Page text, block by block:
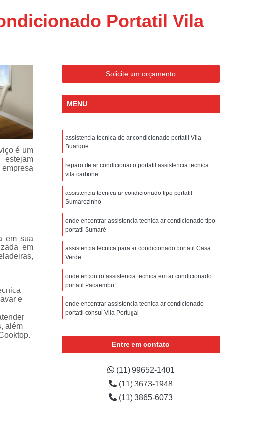
Tecnica Ar Condicionado Portatil Philco
de Ar Condicionado Portatil Philco
Tecnica em Ar Condicionado Portatil
Portatil
Electrolux
Assistencia Tecnica Electrolux Geladeira
Assistencia Tecnica Geladeira Electrolux
Electrolux Assistencia Tecnica Geladeira
Tecnica
Geladeira Assistencia Tecnica
Electrolux
Assistencia Tecnica Electrolux Refrigerador
Assistencia Tecnica Refrigerador com Defeito
Tecnica Refrigerador com Problema
Electrolux
Assistencia Tecnica Refrigerador Não Liga
Refrigerador Electrolux Assistencia Tecnica
Samsung
Assistencia Tecnica Maquina Secadora
de Roupa
Assistencia Tecnica para Secadora
Samsung Lavadora e Secadora
Secadora
Assistencia Tecnica Secadora
Enxuta
Assistencia Tecnica Secadora Samsung
Assistencia Tecnica de Fogão
Assistencia Tecnica Fogão
Portatil Vila
é um
estejam
em sua
em
e
além
Solicite um orçamento
MENU
assistencia tecnica de ar condicionado portatil Vila
Buarque
reparo de ar condicionado portatil assistencia tecnica
vila carbone
assistencia tecnica ar condicionado tipo portatil
Sumarezinho
onde encontrar assistencia tecnica ar condicionado tipo
portatil Sumaré
assistencia tecnica para ar condicionado portatil Casa
Verde
onde encontro assistencia tecnica em ar condicionado
portatil Pacaembu
onde encontrar assistencia tecnica ar condicionado
portatil consul Vila Portugal
portatil Raposo Tavares
portatil Vila Portugal
onde encontro assistencia tecnica ar condicionado
portatil avenida inajar de souza
Entre em contato
(11) 99652-1401
(11) 3673-1948
(11) 3865-6073